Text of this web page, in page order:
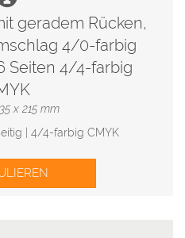
geradem Rücken,
4/0-farbig
Seiten 4/4-farbig
x 215 mm
| 4/4-farbig CMYK